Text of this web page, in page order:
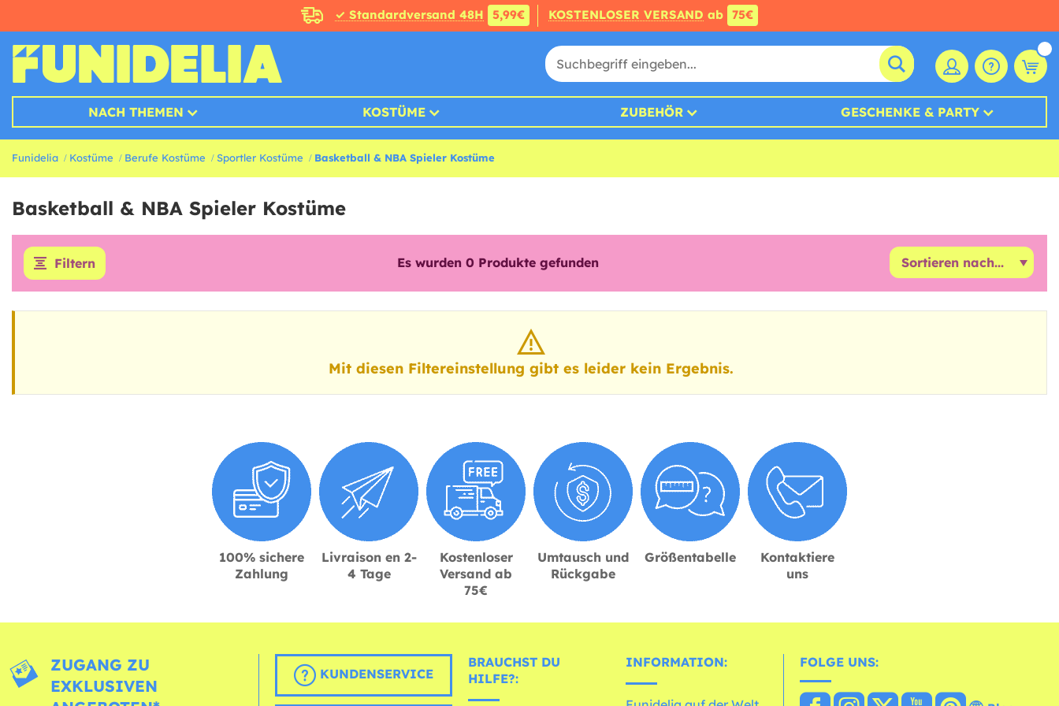
✓ Standardversand 48H 5,99€ KOSTENLOSER VERSAND ab 75€
NACH THEMEN KOSTÜME ZUBEHÖR GESCHENKE & PARTY
Funidelia Kostüme Berufe Kostüme Sportler Kostüme Basketball & NBA Spieler Kostüme
Basketball & NBA Spieler Kostüme
Filtern Es wurden 0 Produkte gefunden
Mit diesen Filtereinstellung gibt es leider kein Ergebnis.
100% sichere
Zahlung
Livraison en 2-
4 Tage
Kostenloser
Versand ab
75€
Umtausch und
Rückgabe
Größentabelle
Kontaktiere
uns
ZUGANG ZU
EXKLUSIVEN
KUNDENSERVICE
BRAUCHST DU
HILFE?:
INFORMATION: FOLGE UNS: